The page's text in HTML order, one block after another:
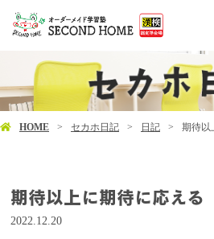
HOME セカホ日記 日記 期待以
期待以上に期待に応える
2022.12.20